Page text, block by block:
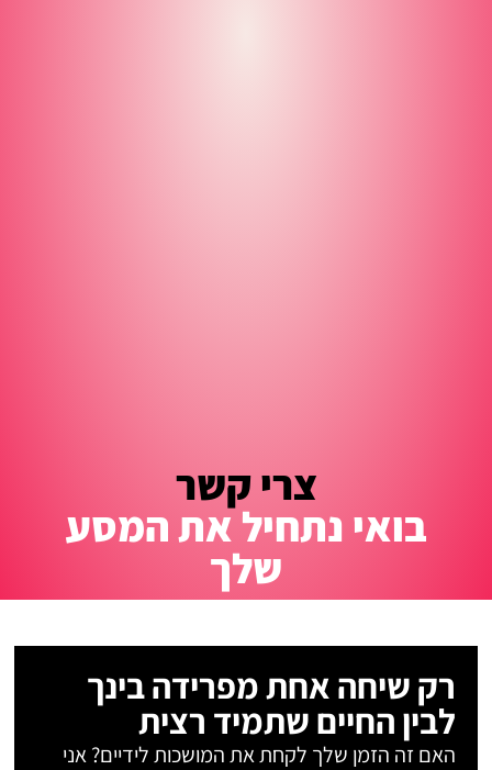
צרי קשר
בואי נתחיל את המסע
שלך
רק שיחה אחת מפרידה בינך
לבין החיים שתמיד רצית
האם זה הזמן שלך לקחת את המושכות לידיים? אני